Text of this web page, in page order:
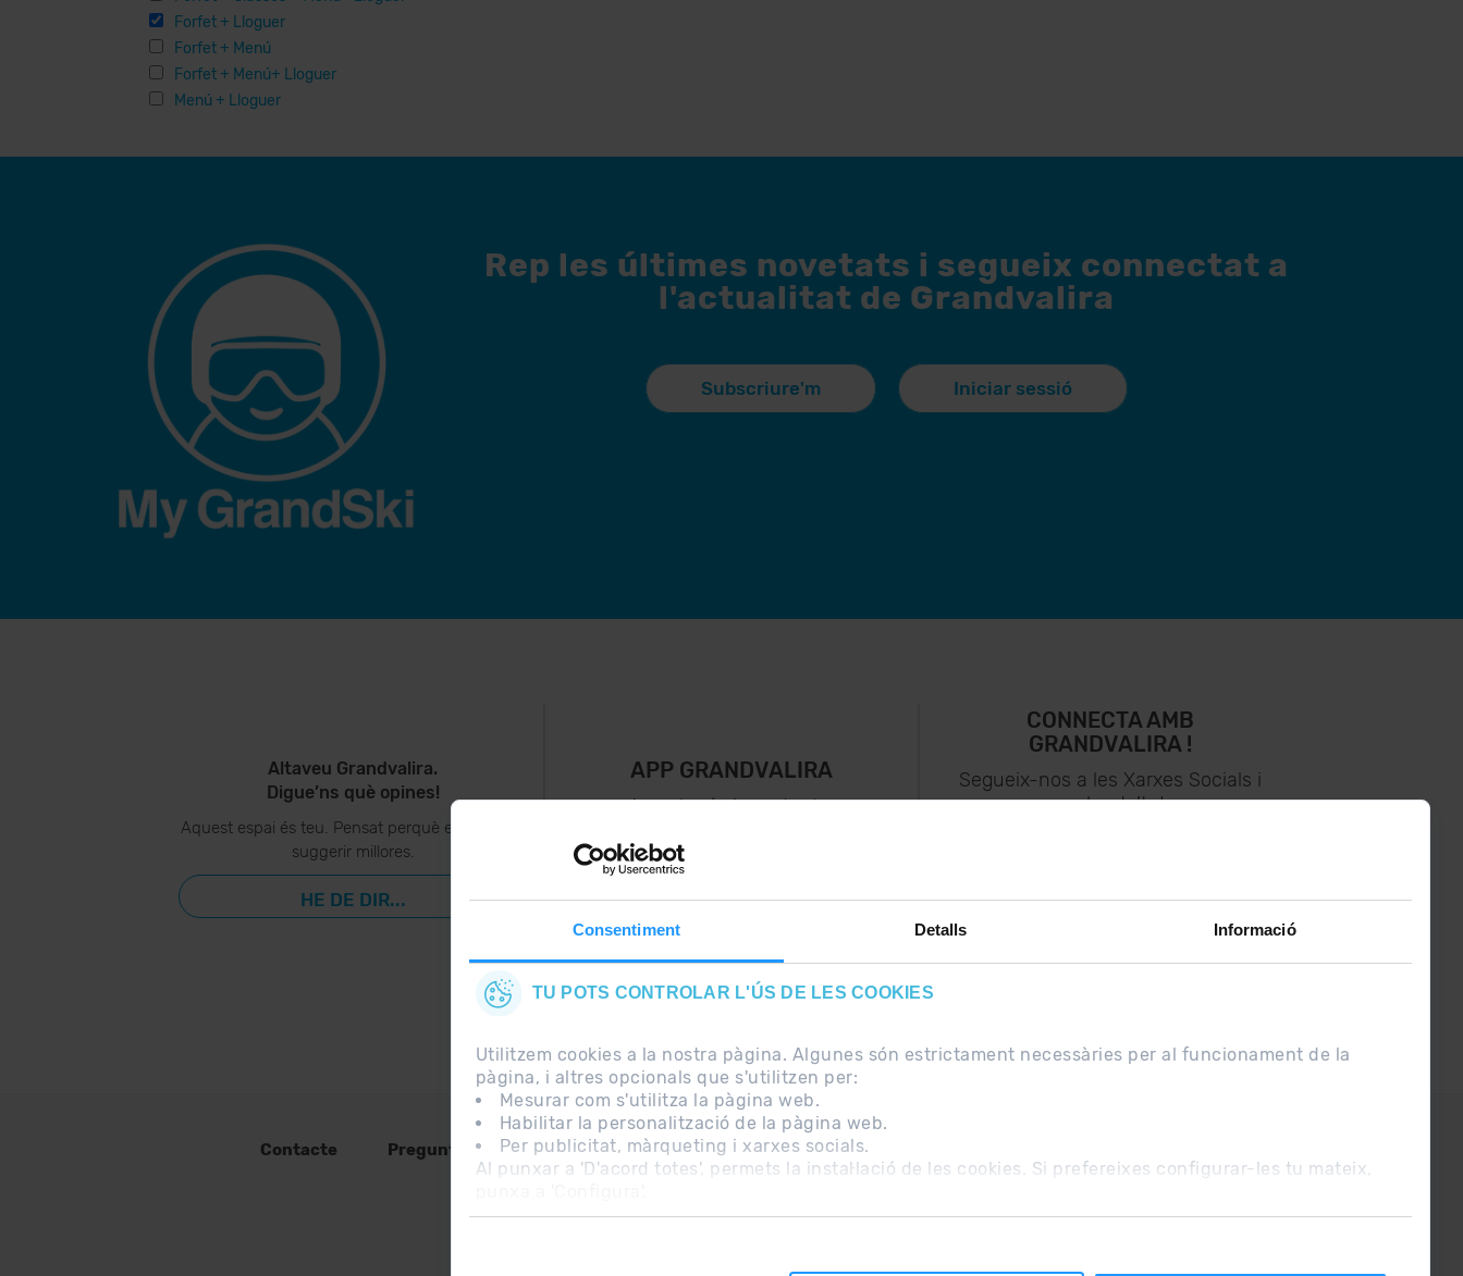
Consentiment Detalls Informació
TU POTS CONTROLAR L'ÚS DE LES COOKIES
Utilitzem cookies a la nostra pàgina. Algunes són estrictament necessàries per al funcionament de la
pàgina, i altres opcionals que s'utilitzen per:
Mesurar com s'utilitza la pàgina web.
Habilitar la personalització de la pàgina web.
Per publicitat, màrqueting i xarxes socials.
Al punxar a 'D'acord totes', permets la instal·lació de les cookies. Si prefereixes configurar-les tu mateix,
Forfet + Lloguer
Forfet + Menú
Forfet + Menú+ Lloguer
Menú + Lloguer
Rep les últimes novetats i segueix connectat a
l'actualitat de Grandvalira
Subscriure'm Iniciar sessió
Altaveu Grandvalira.
Digue’ns què opines!
Aquest espai és teu. Pensat perquè ens puguis
suggerir millores.
HE DE DIR...
APP GRANDVALIRA
Ara, el més important a
CONNECTA AMB
GRANDVALIRA !
Segueix-nos a les Xarxes Socials i
assabenta’t de
Contacte Preguntes freqüents Nota Legal Informació addicional RGPDUE